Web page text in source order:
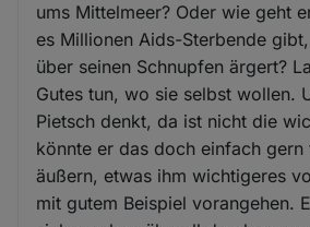
ums Mittelmeer? Oder wie geht
es Millionen Aids-Sterbende
über seinen Schnupfen ärgert?
Gutes tun, wo sie selbst wollen.
Pietsch denkt, da ist nicht die
könnte er das doch einfach gern
äußern, etwas ihm wichtigeres
mit gutem Beispiel vorangehen.